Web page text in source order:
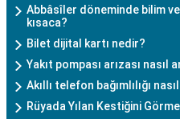
Abbâsîler döneminde bilim
kısaca?
Bilet dijital kartı nedir?
Yakıt pompası arızası nasıl
Akıllı telefon bağımlılığı nasıl
Rüyada Yılan Kestiğini